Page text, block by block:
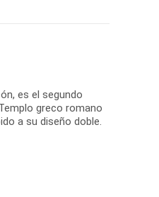
es el segundo
greco romano
a su diseño doble.